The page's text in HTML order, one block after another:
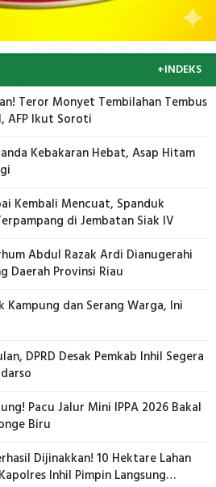
+INDEKS
Teror Monyet Tembilahan Tembus
AFP Ikut Soroti
Kebakaran Hebat, Asap Hitam
Kembali Mencuat, Spanduk
di Jembatan Siak IV
Abdul Razak Ardi Dianugerahi
Daerah Provinsi Riau
Kampung dan Serang Warga, Ini
DPRD Desak Pemkab Inhil Segera
Pacu Jalur Mini IPPA 2026 Bakal
Biru
Dijinakkan! 10 Hektare Lahan
Inhil Pimpin Langsung